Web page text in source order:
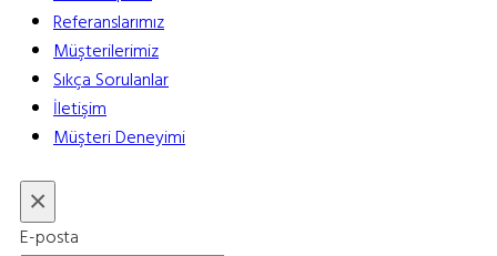
Referanslarımız
Müşterilerimiz
Sıkça Sorulanlar
İletişim
Müşteri Deneyimi
×
E-posta